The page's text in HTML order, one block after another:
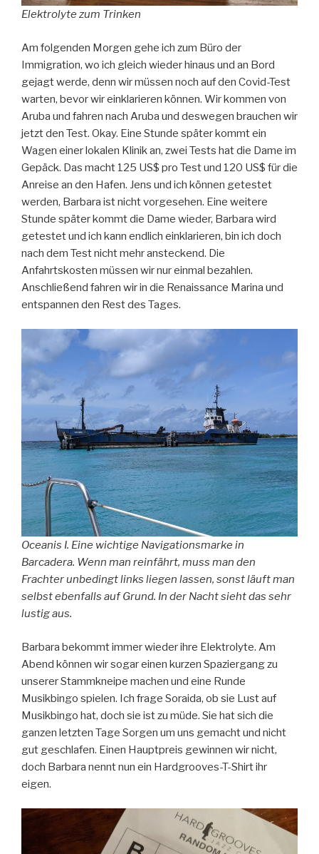
Elektrolyte zum Trinken
Am folgenden Morgen gehe ich zum Büro der
Immigration, wo ich gleich wieder hinaus und an Bord
gejagt werde, denn wir müssen noch auf den Covid-Test
warten, bevor wir einklarieren können. Wir kommen von
Aruba und fahren nach Aruba und deswegen brauchen wir
jetzt den Test. Okay. Eine Stunde später kommt ein
Wagen einer lokalen Klinik an, zwei Tests hat die Dame im
Gepäck. Das macht 125 US$ pro Test und 120 US$ für die
Anreise an den Hafen. Jens und ich können getestet
werden, Barbara ist nicht vorgesehen. Eine weitere
Stunde später kommt die Dame wieder, Barbara wird
getestet und ich kann endlich einklarieren, bin ich doch
nach dem Test nicht mehr ansteckend. Die
Anfahrtskosten müssen wir nur einmal bezahlen.
Anschließend fahren wir in die Renaissance Marina und
entspannen den Rest des Tages.
Oceanis I. Eine wichtige Navigationsmarke in
Barcadera. Wenn man reinfährt, muss man den
Frachter unbedingt links liegen lassen, sonst läuft man
selbst ebenfalls auf Grund. In der Nacht sieht das sehr
lustig aus.
Barbara bekommt immer wieder ihre Elektrolyte. Am
Abend können wir sogar einen kurzen Spaziergang zu
unserer Stammkneipe machen und eine Runde
Musikbingo spielen. Ich frage Soraida, ob sie Lust auf
Musikbingo hat, doch sie ist zu müde. Sie hat sich die
ganzen letzten Tage Sorgen um uns gemacht und nicht
gut geschlafen. Einen Hauptpreis gewinnen wir nicht,
doch Barbara nennt nun ein Hardgrooves-T-Shirt ihr
eigen.